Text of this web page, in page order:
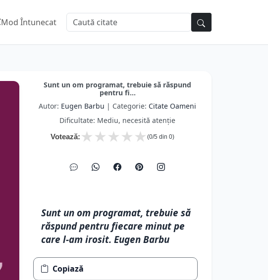
Mod Întunecat
Sunt un om programat, trebuie să răspund
pentru fi...
Autor: Eugen Barbu | Categorie: Citate Oameni
Dificultate: Mediu, necesită atenție
Votează: ★
★
★
★
★ (0/5 din 0)
Sunt un om programat, trebuie să
răspund pentru fiecare minut pe
care l-am irosit. Eugen Barbu
Copiază